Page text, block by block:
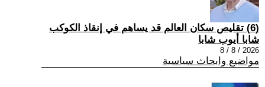
(6) تقليص سكان العالم قد يساهم في إنقاذ الكوكب
شابا أيوب شابا
2026 / 8 / 8
مواضيع وابحاث سياسية